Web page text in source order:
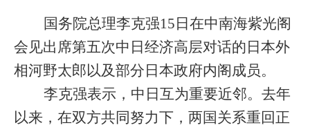
国务院总理李克强15 日在中南海紫光阁
会见出席第五次中日经济高层对话的日本外
相河野太郎以及部分日本政府内阁成员。
李克强表示，中日互为重要近邻。去年
以来，在双方共同努力下，两国关系重回正